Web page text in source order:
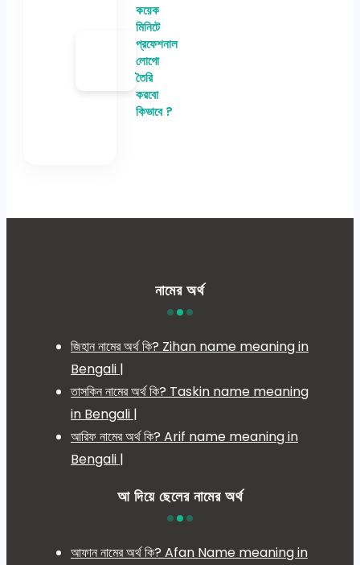
কয়েক
মিনিটে
প্রফেশনাল
লোগো
তৈরি
করবো
কিভাবে ?
নামের অর্থ
জিহান নামের অর্থ কি? Zihan name meaning in
Bengali |
তাসকিন নামের অর্থ কি? Taskin name meaning
in Bengali |
আরিফ নামের অর্থ কি? Arif name meaning in
Bengali |
আ দিয়ে ছেলের নামের অর্থ
আফান নামের অর্থ কি? Afan Name meaning in